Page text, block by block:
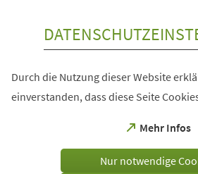
Durch die Nutzung dieser Website
einverstanden, dass diese Seite
Mehr Infos
(Öffnet
einem
Nur notwendige